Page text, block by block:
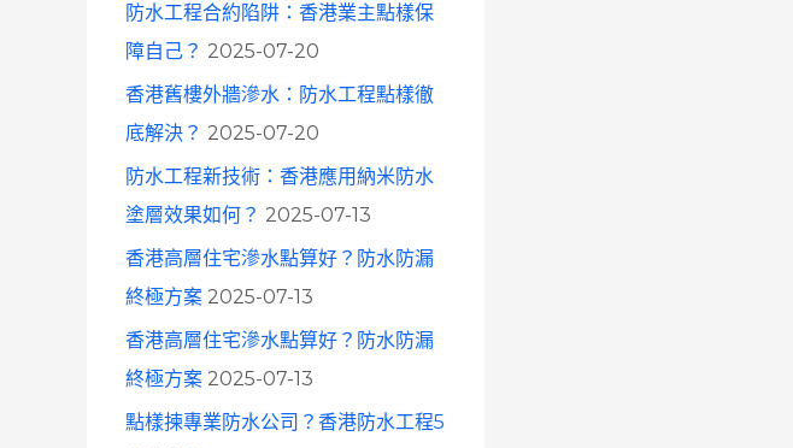
防水工程合約陷阱：香港業主點樣保
障自己？ 2025-07-20
香港舊樓外牆滲水：防水工程點樣徹
底解決？ 2025-07-20
防水工程新技術：香港應用納米防水
塗層效果如何？ 2025-07-13
香港高層住宅滲水點算好？防水防漏
終極方案 2025-07-13
香港高層住宅滲水點算好？防水防漏
終極方案 2025-07-13
點樣揀專業防水公司？香港防水工程5